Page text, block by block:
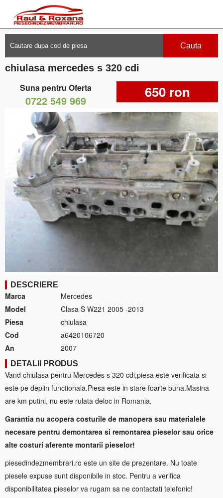
Cauta
chiulasa mercedes s 320 cdi
Suna pentru Oferta
0722 549 969 650 ron
DESCRIERE
Marca
Mercedes
Model
Clasa S W221 2005 -2013
Piesa
chiulasa
Cod
a6420106720
An
2007
DETALII PRODUS
Vand chiulasa pentru Mercedes s 320 cdi,piesa este verificata si
este pe deplin functionala.Piesa este in stare foarte buna.Masina
are km putini, nu este rulata deloc in Romania.
Garantia nu acopera costurile de manopera sau materialele
necesare pentru demontarea si remontarea pieselor sau orice
alte costuri aferente montarii pieselor!
piesedindezmembrari.ro este un site de prezentare. Nu toate
piesele expuse sunt disponibile in stoc. Pentru a verifica
disponibilitatea pieselor va rugam sa ne contactati telefonic!